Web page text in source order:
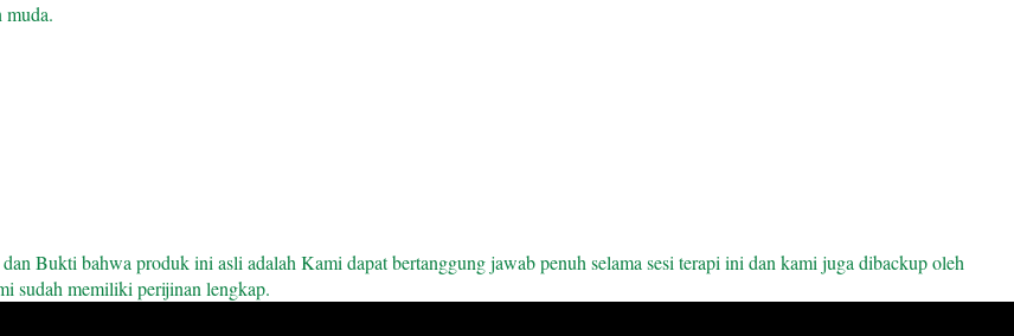
muda.
Bukti bahwa produk ini asli adalah Kami dapat bertanggung jawab penuh selama sesi terapi ini dan kami juga dibackup oleh
sudah memiliki perijinan lengkap.